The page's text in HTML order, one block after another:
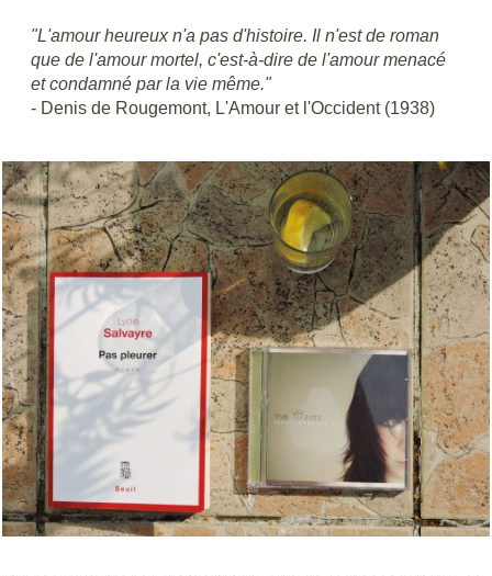
"L'amour heureux n'a pas d'histoire. Il n'est de roman
que de l'amour mortel, c'est-à-dire de l'amour menacé
et condamné par la vie même."
- Denis de Rougemont, L'Amour et l'Occident (1938)